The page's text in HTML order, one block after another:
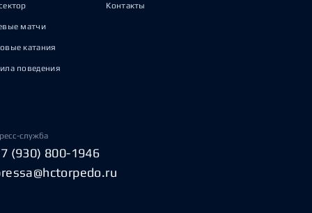
матчи
катания
поведения
Контакты
служба
(930) 800-1946